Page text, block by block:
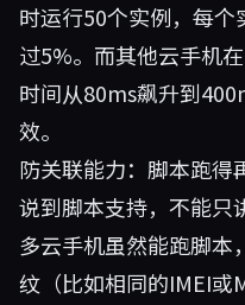
时运行50个实例，每
过5%。而其他云手机
时间从80ms飙升到
效。
防关联能力：脚本跑得
说到脚本支持，不能只
多云手机虽然能跑脚本
纹（比如相同的IMEI或